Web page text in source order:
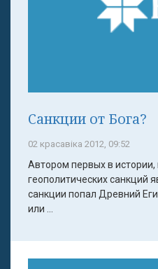
Санкции от Бога?
02 красавіка 2012, 09:52
Автором первых в истории,
геополитических санкций
санкции попал Древний
или ...